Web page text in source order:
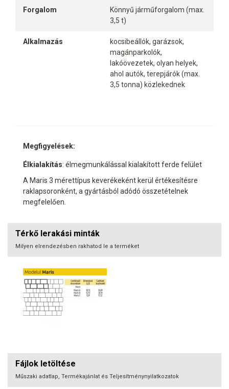
Forgalom
Könnyű járműforgalom (max.
3,5 t)
Alkalmazás
kocsibeállók, garázsok,
magánparkolók,
lakóövezetek, olyan helyek,
ahol autók, terepjárók (max.
3,5 tonna) közlekednek
Megfigyelések:
Élkialakítás: élmegmunkálással kialakított ferde felület
A Maris 3 mérettípus keverékeként kerül értékesítésre
raklapsoronként, a gyártásból adódó összetételnek
megfelelően.
Térkő lerakási minták
Milyen elrendezésben rakhatod le a terméket
Fájlok letöltése
Műszaki adatlap, Termékajánlat és Teljesítménynyilatkozatok